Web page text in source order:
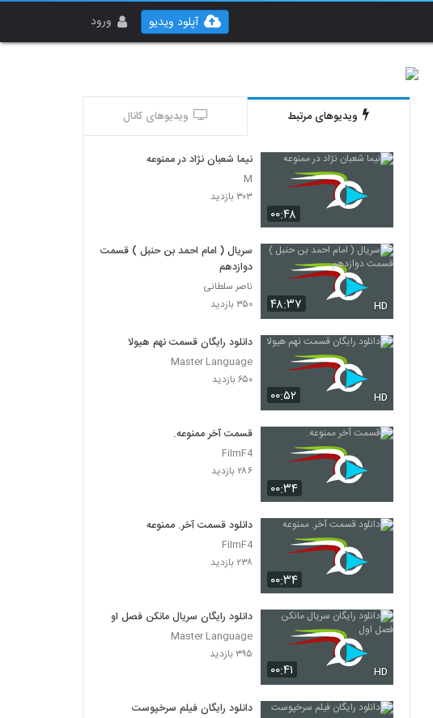
ورود آپلود ویدیو
ویدیوهای مرتبط ویدیوهای کانال
۰۰:۴۸
نیما شعبان نژاد در ممنوعه
M
۳۰۳ بازدید
۴۸:۳۷ HD
سریال ( امام احمد بن حنبل ) قسمت
دوازدهم
ناصر سلطانی
۳۵۰ بازدید
۰۰:۵۲ HD
دانلود رایگان قسمت نهم هیولا
Master Language
۶۵۰ بازدید
۰۰:۳۴
قسمت آخر ممنوعه.
FilmF4
۲۸۶ بازدید
۰۰:۳۴
دانلود قسمت آخر. ممنوعه
FilmF4
۲۳۸ بازدید
۰۰:۴۱ HD
دانلود رایگان سریال مانکن فصل اول
Master Language
۳۹۵ بازدید
دانلود رایگان فیلم سرخپوست